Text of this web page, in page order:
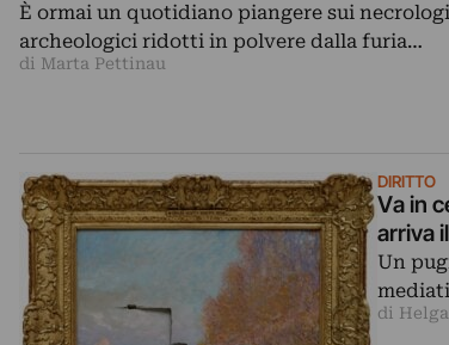
È ormai un quotidiano piangere sui
archeologici ridotti in polvere dalla furia…
di Marta Pettinau
DIRITTO
Va in
arriva
Un
di